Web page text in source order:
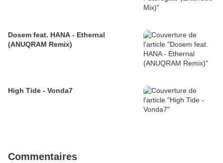
Dosem feat. HANA - Ethernal
(ANUQRAM Remix)
High Tide - Vonda7
Commentaires